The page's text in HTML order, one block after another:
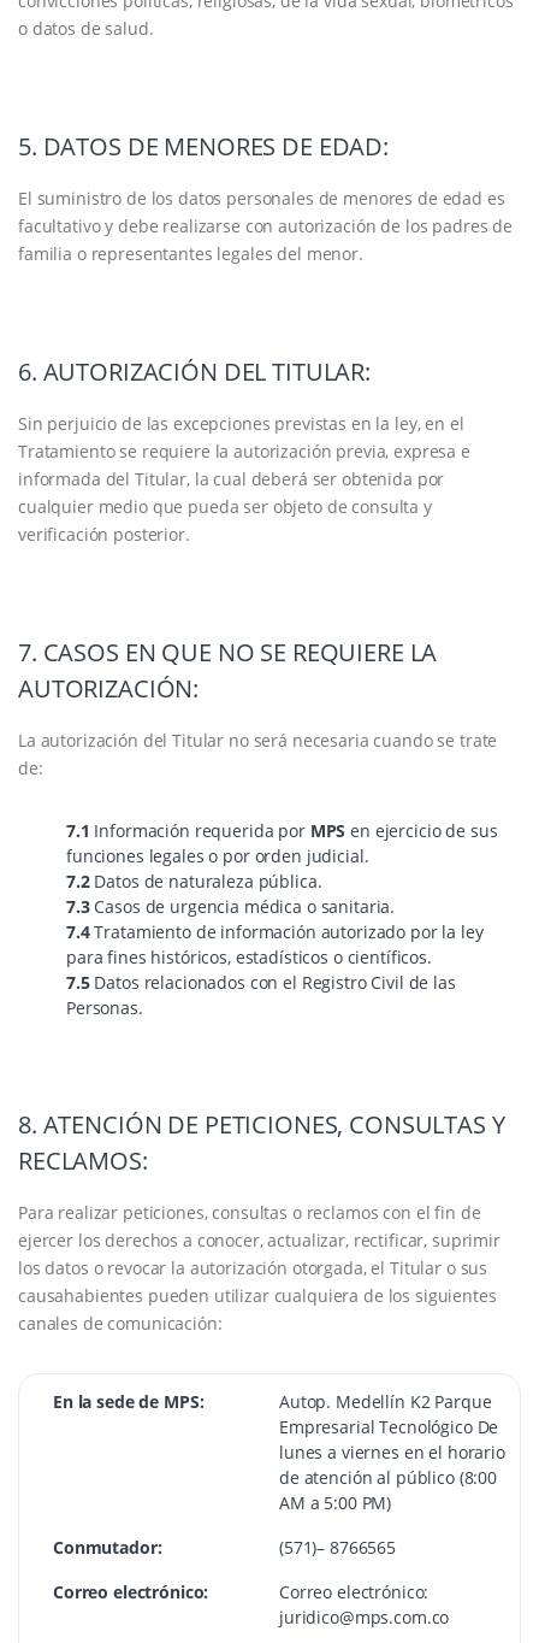
o datos de salud.
5. DATOS DE MENORES DE EDAD:
El suministro de los datos personales de menores de edad es
facultativo y debe realizarse con autorización de los padres de
familia o representantes legales del menor.
6. AUTORIZACIÓN DEL TITULAR:
Sin perjuicio de las excepciones previstas en la ley, en el
Tratamiento se requiere la autorización previa, expresa e
informada del Titular, la cual deberá ser obtenida por
cualquier medio que pueda ser objeto de consulta y
verificación posterior.
7. CASOS EN QUE NO SE REQUIERE LA
AUTORIZACIÓN:
La autorización del Titular no será necesaria cuando se trate
de:
7.1 Información requerida por MPSen ejercicio de sus
funciones legales o por orden judicial.
7.2 Datos de naturaleza pública.
7.3 Casos de urgencia médica o sanitaria.
7.4Tratamiento de información autorizado por la ley
para fines históricos, estadísticos o científicos.
7.5 Datos relacionados con el Registro Civil de las
Personas.
8. ATENCIÓN DE PETICIONES, CONSULTAS Y
RECLAMOS:
Para realizar peticiones, consultas o reclamos con el fin de
ejercer los derechos a conocer, actualizar, rectificar, suprimir
los datos o revocar la autorización otorgada, el Titular o sus
causahabientes pueden utilizar cualquiera de los siguientes
canales de comunicación:
En la sede de MPS:
Autop. Medellín K2 Parque
Empresarial Tecnológico De
lunes a viernes en el horario
de atención al público (8:00
AM a 5:00 PM)
Conmutador:
(571)– 8766565
Correo electrónico:
Correo electrónico:
juridico@mps.com.co